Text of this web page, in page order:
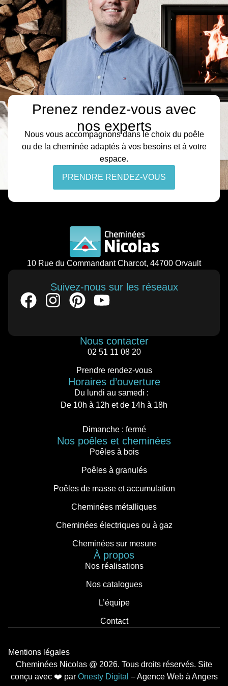
Prenez rendez-vous avec
nos experts
Nous vous accompagnons dans le choix du poêle
ou de la cheminée adaptés à vos besoins et à votre
espace.
PRENDRE RENDEZ-VOUS
10 Rue du Commandant Charcot, 44700 Orvault
Suivez-nous sur les réseaux
Nous contacter
02 51 11 08 20
Prendre rendez-vous
Horaires d’ouverture
Du lundi au samedi :
De 10h à 12h et de 14h à 18h
Dimanche : fermé
Nos poêles et cheminées
Poêles à bois
Poêles à granulés
Poêles de masse et accumulation
Cheminées métalliques
Cheminées électriques ou à gaz
Cheminées sur mesure
À propos
Nos réalisations
Nos catalogues
L’équipe
Contact
Cheminées Nicolas @ 2026. Tous droits réservés. Site
conçu avec ︎‬‬❤️ par Onesty Digital – Agence Web à Angers
Mentions légales